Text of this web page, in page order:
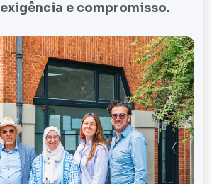
exigência e compromisso.